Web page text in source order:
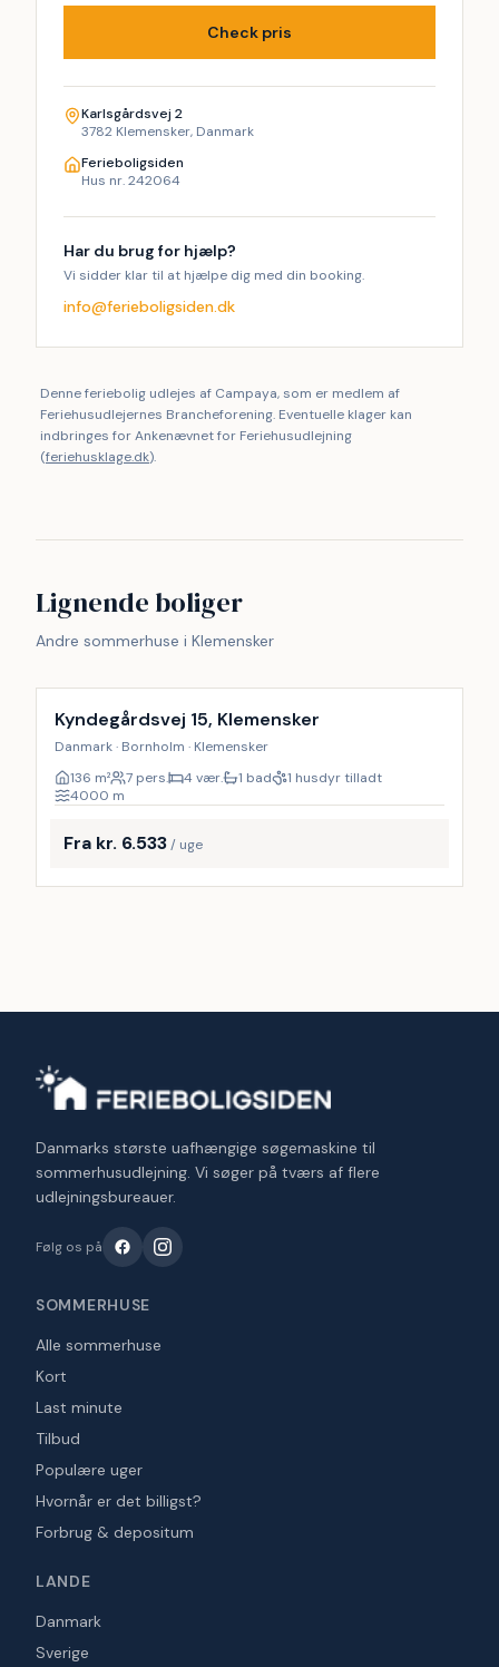
Check pris
Karlsgårdsvej 2
3782 Klemensker, Danmark
Ferieboligsiden
Hus nr. 242064
Har du brug for hjælp?
Vi sidder klar til at hjælpe dig med din booking.
info@ferieboligsiden.dk
Denne feriebolig udlejes af Campaya, som er medlem af
Feriehusudlejernes Brancheforening. Eventuelle klager kan
indbringes for Ankenævnet for Feriehusudlejning
(feriehusklage.dk).
Lignende boliger
Andre sommerhuse i Klemensker
Kyndegårdsvej 15, Klemensker
Danmark · Bornholm · Klemensker
136 m² 7 pers. 4 vær. 1 bad
1 husdyr tilladt
4000 m
Fra kr. 6.533/ uge
Danmarks største uafhængige søgemaskine til
sommerhusudlejning. Vi søger på tværs af flere
udlejningsbureauer.
Følg os på
SOMMERHUSE
Alle sommerhuse
Kort
Last minute
Tilbud
Populære uger
Hvornår er det billigst?
Forbrug & depositum
LANDE
Danmark
Sverige